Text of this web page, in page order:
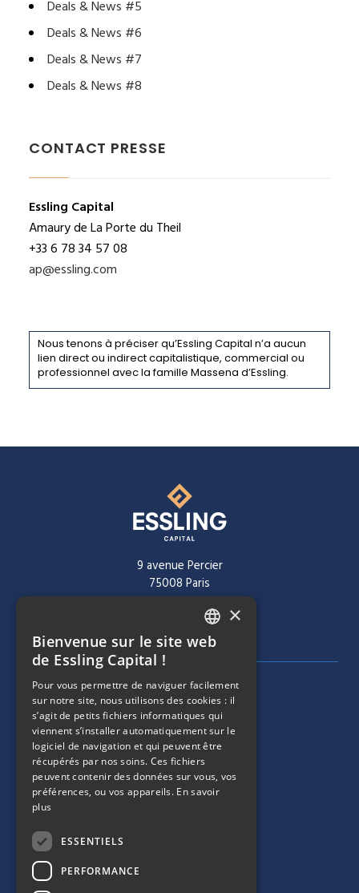
Deals & News #5
Deals & News #6
Deals & News #7
Deals & News #8
CONTACT PRESSE
Essling Capital
Amaury de La Porte du Theil
+33 6 78 34 57 08
ap@essling.com
Nous tenons à préciser qu’Essling Capital n’a aucun
lien direct ou indirect capitalistique, commercial ou
professionnel avec la famille Massena d’Essling.
9 avenue Percier
75008 Paris
+ 33 1 40 60 22 30
MENU DE NAVIGATION
SOCIÉTÉ
ÉQUIPE
MENU DE NAVIGATION
STRATÉGIES
MENU DE NAVIGATION
FRENCH
×
Bienvenue sur le site web
de Essling Capital !
Pour vous permettre de naviguer facilement
sur notre site, nous utilisons des cookies : il
s’agit de petits fichiers informatiques qui
viennent s’installer automatiquement sur le
logiciel de navigation et qui peuvent être
récupérés par nos soins. Ces fichiers
peuvent contenir des données sur vous, vos
préférences, ou vos appareils. En savoir
plus
ESSENTIELS
PERFORMANCE